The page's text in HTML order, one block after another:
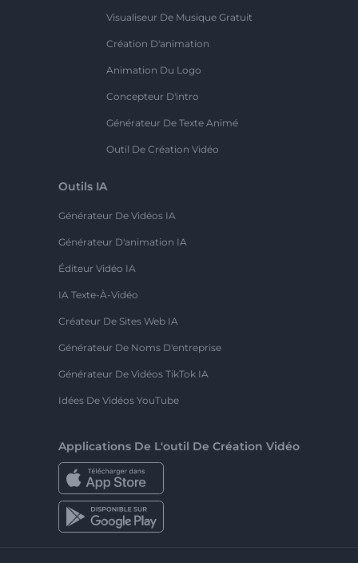
Visualiseur De Musique Gratuit
Création D'animation
Animation Du Logo
Concepteur D'intro
Générateur De Texte Animé
Outil De Création Vidéo
Outils IA
Générateur De Vidéos IA
Générateur D'animation IA
Éditeur Vidéo IA
IA Texte-À-Vidéo
Créateur De Sites Web IA
Générateur De Noms D'entreprise
Générateur De Vidéos TikTok IA
Idées De Vidéos YouTube
Applications De L'outil De Création Vidéo